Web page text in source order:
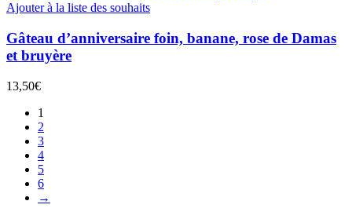
Ajouter à la liste des souhaits
Gâteau d’anniversaire foin, banane, rose de Damas
et bruyère
13,50€
1
2
3
4
5
6
→